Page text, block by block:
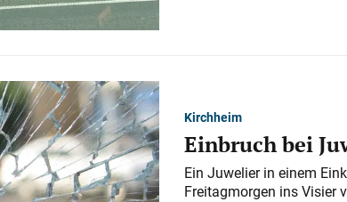
Kirchheim
Einbruch bei
Ein Juwelier in einem
Freitagmorgen ins Visier